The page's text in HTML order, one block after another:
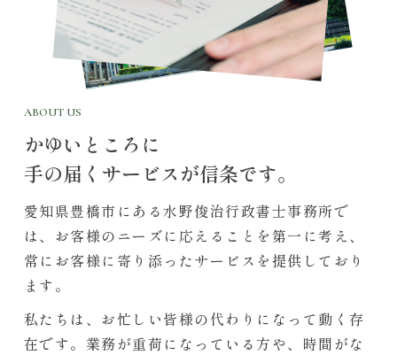
ABOUT US
かゆいところに
手の届くサービスが信条です。
愛知県豊橋市にある水野俊治行政書士事務所で
は、お客様のニーズに応えることを第一に考え、
常にお客様に寄り添ったサービスを提供しており
ます。
私たちは、お忙しい皆様の代わりになって動く存
在です。業務が重荷になっている方や、時間がな